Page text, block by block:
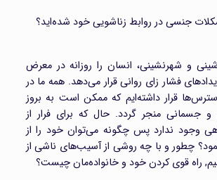
جنسی در روابط زناشویی خود شده‌اید؟
و شهرنشینی، انسان را روزانه در معرض
فشار زای روانی قرار می‌دهد. همه ما در
قرار داشته‌ایم که ممکن است به بروز
جسمانی منجر گردد. حال که برای فرار از
وجود ندارد پس چگونه می‌توان خود را از
چطور و با چه روشی از آسیب‌های ناشی از
راه قوی کردن خود و خانواده‌مان چیست؟